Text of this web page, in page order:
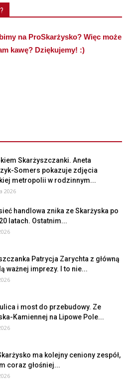
na ProSkarżysko? Więc może
kawę? Dziękujemy! :)
Skarżyszczanki. Aneta
Somers pokazuje zdjęcia
metropolii w rodzinnym...
2026
handlowa znika ze Skarżyska po
latach. Ostatnim...
Patrycja Zarychta z główną
ważnej imprezy. I to nie...
i most do przebudowy. Ze
Kamiennej na Lipowe Pole...
ma kolejny ceniony zespół,
coraz głośniej...